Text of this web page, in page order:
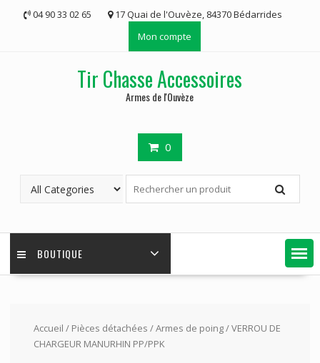
04 90 33 02 65
17 Quai de l'Ouvèze, 84370 Bédarrides
Mon compte
Tir Chasse Accessoires
Armes de l'Ouvèze
0
BOUTIQUE
Accueil / Pièces détachées /Armes de poing/ VERROU DE
CHARGEUR MANURHIN PP/PPK